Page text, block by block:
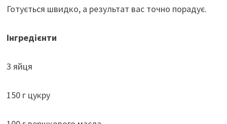
Готується швидко, а результат вас точно порадує.
Інгредієнти
3 яйця
150 г цукру